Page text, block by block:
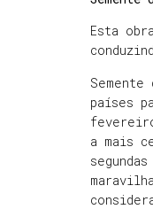
Esta
países
a mais